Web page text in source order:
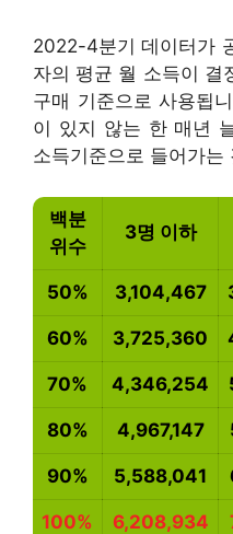
2022-4분기 데이터가
자의 평균 월 소득이 결
구매 기준으로 사용됩
이 있지 않는 한 매년
소득기준으로 들어가는
백분
위수
3명 이하
50% 3,104,467
60% 3,725,360
70% 4,346,254
80% 4,967,147
90% 5,588,041
100% 6,208,934